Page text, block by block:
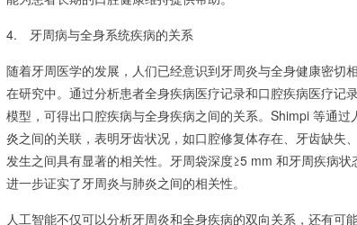
4. 牙周病与全身系统疾病的关系
随着牙周医学的发展，人们已经意识到牙周炎与全身健康密切
在研究中。通过分析患者全身疾病医疗记录和口腔疾病医疗记
模型，可得出口腔疾病与全身疾病之间的关系。Shimpi 等通
炎之间的关联，表明牙齿状况，如口腔修复体存在、牙齿缺失
发生之间具有显著的相关性。牙周袋深度≥5 mm 和牙周疾病
进一步证实了牙周炎与肺炎之间的相关性。
人工智能不仅可以分析牙周炎和全身疾病的双向关系，还有可